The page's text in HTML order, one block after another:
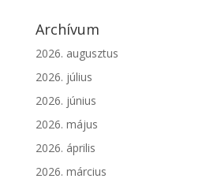
Archívum
2026. augusztus
2026. július
2026. június
2026. május
2026. április
2026. március